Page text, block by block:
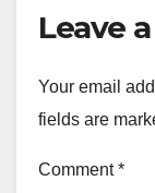
Leave
Your email
fields are
Comment*